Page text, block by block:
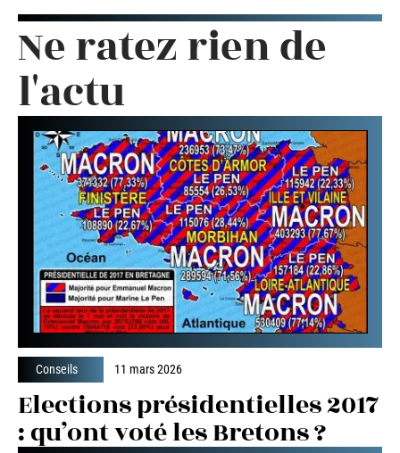
Ne ratez rien de
l'actu
Conseils 11 mars 2026
Elections présidentielles 2017
: qu’ont voté les Bretons ?